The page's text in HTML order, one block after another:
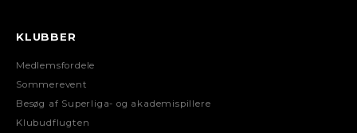
KLUBBER
Medlemsfordele
Sommerevent
Besøg af Superliga- og akademispillere
Klubudflugten